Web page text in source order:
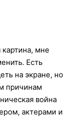
картина, мне
Есть
на экране, но
причинам
война
актерами и